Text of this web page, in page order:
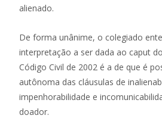
alienado.
De forma unânime, o colegiado
interpretação a ser dada ao caput
Código Civil de 2002 é a de que é
autônoma das cláusulas de
impenhorabilidade e
doador.